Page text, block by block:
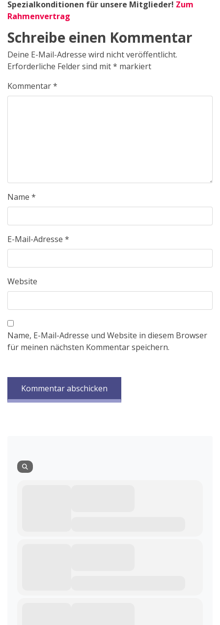
Spezialkonditionen für unsere Mitglieder! Zum
Rahmenvertrag
Schreibe einen Kommentar
Deine E-Mail-Adresse wird nicht veröffentlicht.
Erforderliche Felder sind mit* markiert
Kommentar*
Name *
E-Mail-Adresse *
Website
Name, E-Mail-Adresse und Website in diesem Browser
für meinen nächsten Kommentar speichern.